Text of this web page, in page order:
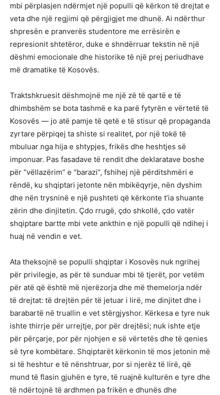
mbi përplasjen ndërmjet një populli që kërkon të drejtat e
veta dhe një regjimi që përgjigjet me dhunë. Ai ndërthur
shpresën e pranverës studentore me errësirën e
represionit shtetëror, duke e shndërruar tekstin në një
dëshmi emocionale dhe historike të një prej periudhave
më dramatike të Kosovës.
Traktshkruesit dëshmojnë me një zë të qartë e të
dhimbshëm se bota tashmë e ka parë fytyrën e vërtetë të
Kosovës — jo atë pamje të qetë e të stisur që propaganda
zyrtare përpiqej ta shiste si realitet, por një tokë të
mbuluar nga hija e shtypjes, frikës dhe heshtjes së
imponuar. Pas fasadave të rendit dhe deklaratave boshe
për “vëllazërim” e “barazi”, fshihej një përditshmëri e
rëndë, ku shqiptari jetonte nën mbikëqyrje, nën dyshim
dhe nën trysninë e një pushteti që kërkonte t’ia shuante
zërin dhe dinjitetin. Çdo rrugë, çdo shkollë, çdo vatër
shqiptare bartte mbi vete ankthin e një populli që ndihej i
huaj në vendin e vet.
Ata theksojnë se populli shqiptar i Kosovës nuk ngrihej
për privilegje, as për të sunduar mbi të tjerët, por vetëm
për atë që është më njerëzorja dhe më themelorja ndër
të drejtat: të drejtën për të jetuar i lirë, me dinjitet dhe i
barabartë në truallin e vet stërgjyshor. Kërkesa e tyre nuk
ishte thirrje për urrejtje, por për drejtësi; nuk ishte etje
për përçarje, por për njohjen e së vërtetës dhe të qenies
së tyre kombëtare. Shqiptarët kërkonin të mos jetonin më
si të heshtur e të nënshtruar, por si njerëz të lirë, që
mund të flasin gjuhën e tyre, të ruajnë kulturën e tyre dhe
të ndërtojnë të ardhmen pa frikën e dhunës dhe